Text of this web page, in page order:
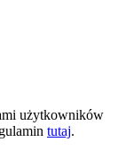
użytkowników
tutaj.